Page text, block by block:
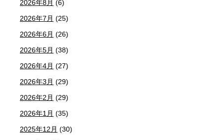
2026年8月 (6)
2026年7月 (25)
2026年6月 (26)
2026年5月 (38)
2026年4月 (27)
2026年3月 (29)
2026年2月 (29)
2026年1月 (35)
2025年12月 (30)